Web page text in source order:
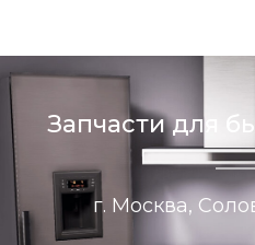
Запчасти для
г. Москва,